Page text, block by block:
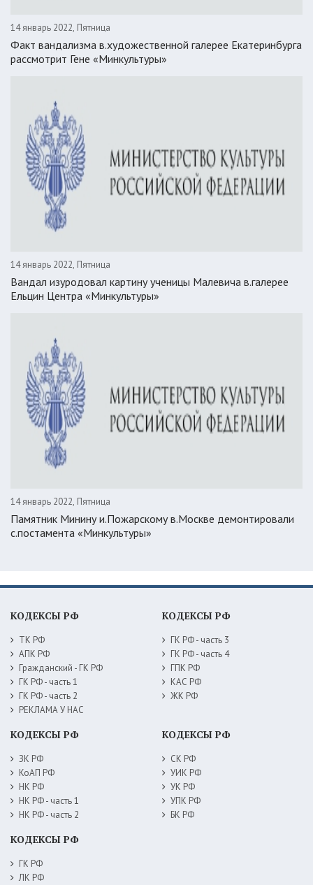
14 январь 2022, Пятница
Факт вандализма в.художественной галерее Екатеринбурга
рассмотрит Гене «Минкультуры»
14 январь 2022, Пятница
Вандал изуродовал картину ученицы Малевича в.галерее
Ельцин Центра «Минкультуры»
14 январь 2022, Пятница
Памятник Минину и.Пожарскому в.Москве демонтировали
с.постамента «Минкультуры»
КОДЕКСЫ РФ
ТК РФ
АПК РФ
Гражданский - ГК РФ
ГК РФ - часть 1
ГК РФ - часть 2
РЕКЛАМА У НАС
КОДЕКСЫ РФ
ГК РФ - часть 3
ГК РФ - часть 4
ГПК РФ
КАС РФ
ЖК РФ
КОДЕКСЫ РФ
ЗК РФ
КоАП РФ
НК РФ
НК РФ - часть 1
НК РФ - часть 2
КОДЕКСЫ РФ
СК РФ
УИК РФ
УК РФ
УПК РФ
БК РФ
КОДЕКСЫ РФ
ГК РФ
ЛК РФ